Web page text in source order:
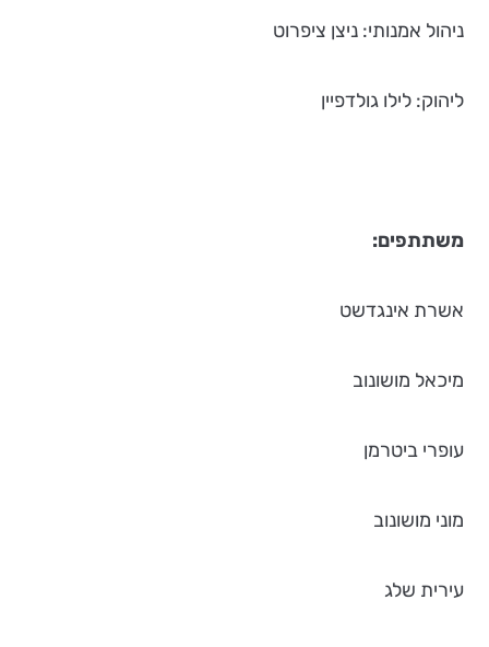
ניהול אמנותי: ניצן ציפרוט
ליהוק: לילו גולדפיין
משתתפים:
אשרת אינגדשט
מיכאל מושונוב
עופרי ביטרמן
מוני מושונוב
עירית שלג